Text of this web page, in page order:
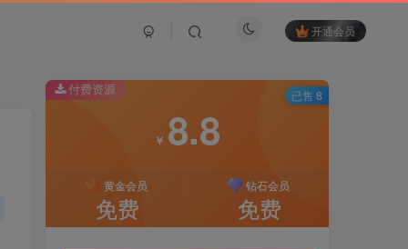
开通会员
付费资源
￥ 8.8
黄金会员
免费
钻石会员
免费
已售 8